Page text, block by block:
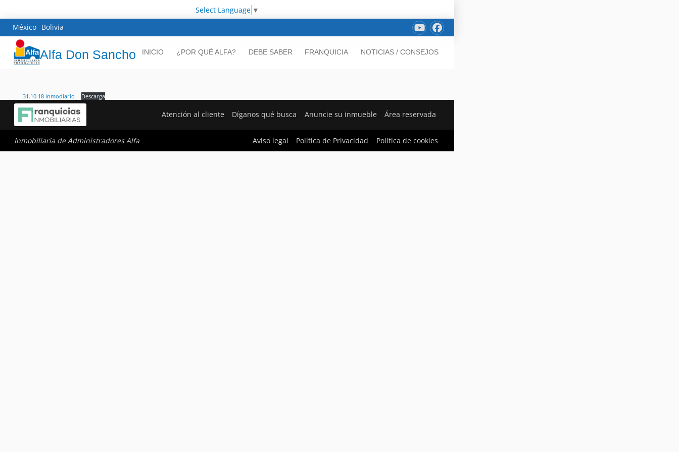
Select Language ▼
México Bolivia
Alfa Don Sancho INICIO ¿POR QUÉ ALFA? DEBE SABER FRANQUICIA NOTICIAS / CONSEJOS
31.10.18 inmodiario_ Descarga
Atención al cliente Díganos qué busca Anuncie su inmueble Área reservada
Inmobiliaria de Administradores Alfa Aviso legal Política de Privacidad Política de cookies